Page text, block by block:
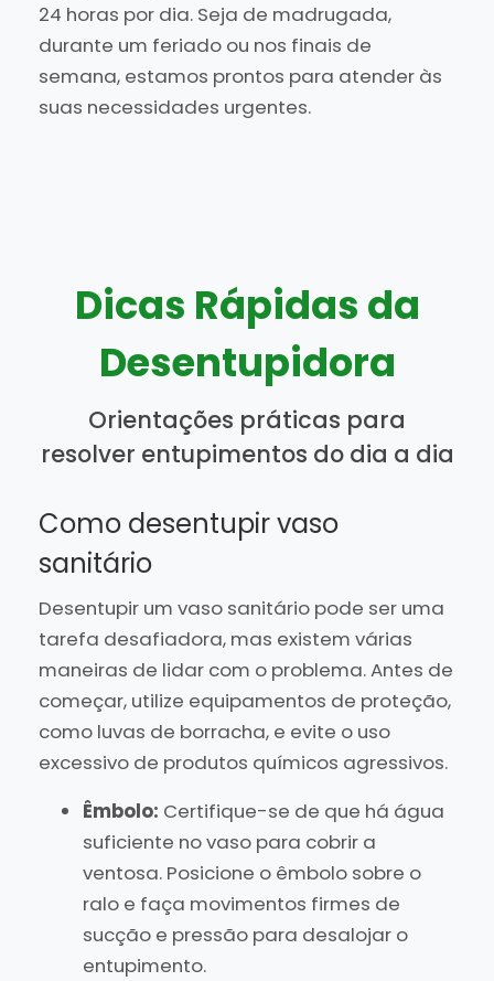
24 horas por dia. Seja de madrugada,
durante um feriado ou nos finais de
semana, estamos prontos para atender às
suas necessidades urgentes.
Dicas Rápidas da
Desentupidora
Orientações práticas para
resolver entupimentos do dia a dia
Como desentupir vaso
sanitário
Desentupir um vaso sanitário pode ser uma
tarefa desafiadora, mas existem várias
maneiras de lidar com o problema. Antes de
começar, utilize equipamentos de proteção,
como luvas de borracha, e evite o uso
excessivo de produtos químicos agressivos.
Êmbolo: Certifique-se de que há água
suficiente no vaso para cobrir a
ventosa. Posicione o êmbolo sobre o
ralo e faça movimentos firmes de
sucção e pressão para desalojar o
entupimento.